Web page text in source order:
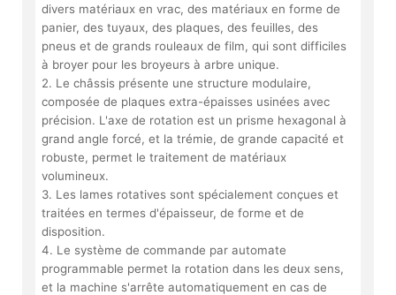
divers matériaux en vrac, des matériaux en forme de
panier, des tuyaux, des plaques, des feuilles, des
pneus et de grands rouleaux de film, qui sont difficiles
à broyer pour les broyeurs à arbre unique.
2. Le châssis présente une structure modulaire,
composée de plaques extra-épaisses usinées avec
précision. L'axe de rotation est un prisme hexagonal à
grand angle forcé, et la trémie, de grande capacité et
robuste, permet le traitement de matériaux
volumineux.
3. Les lames rotatives sont spécialement conçues et
traitées en termes d'épaisseur, de forme et de
disposition.
4. Le système de commande par automate
programmable permet la rotation dans les deux sens,
et la machine s'arrête automatiquement en cas de